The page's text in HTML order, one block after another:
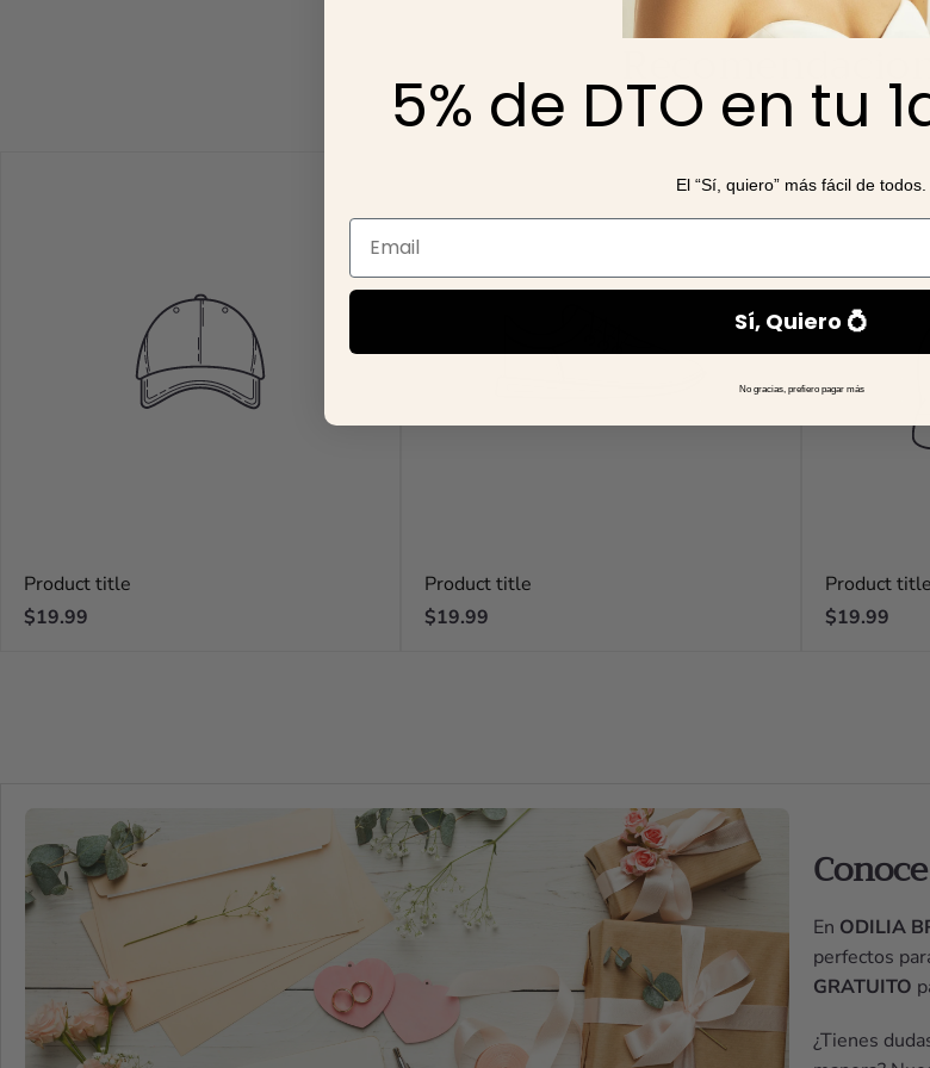
madre, hermanas y amigas ya que son las que mejor te conocen y
No se aceptan pedidos de dos o más productos del misma
fraudulentas y cancelamos el pedido.
Product title
Regular
$19.99
Product title
Regular
$19.99
Product title
Regular
$19.99
En ODILIA
perfectos
GRATUITO
¿Tienes
5% de DTO en tu
El “Sí, quiero” más fácil de todos.
Email
Sí, Quiero 💍
No gracias, prefiero pagar más